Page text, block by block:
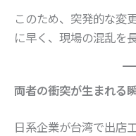
このため、突発的な変
に早く、現場の混乱を
両者の衝突が生まれる
日系企業が台湾で出店